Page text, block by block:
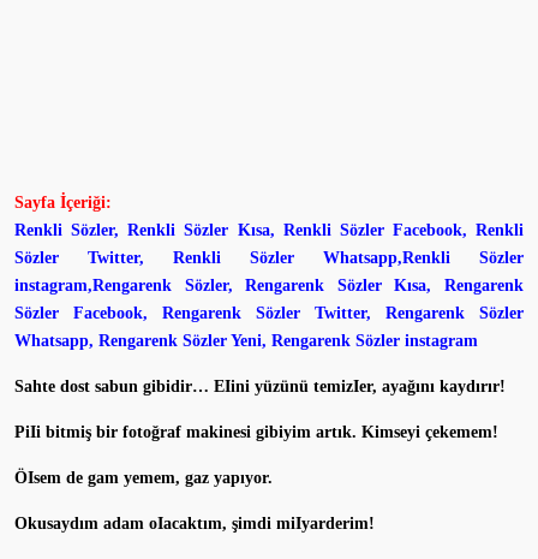
Sayfa İçeriği:
Renkli Sözler, Renkli Sözler Kısa, Renkli Sözler Facebook, Renkli
Sözler Twitter, Renkli Sözler Whatsapp,Renkli Sözler
instagram,Rengarenk Sözler, Rengarenk Sözler Kısa, Rengarenk
Sözler Facebook, Rengarenk Sözler Twitter, Rengarenk Sözler
Whatsapp, Rengarenk Sözler Yeni, Rengarenk Sözler instagram
Sahte dost sabun gibidir… EIini yüzünü temizIer, ayağını kaydırır!
PiIi bitmiş bir fotoğraf makinesi gibiyim artık. Kimseyi çekemem!
ÖIsem de gam yemem, gaz yapıyor.
Okusaydım adam oIacaktım, şimdi miIyarderim!